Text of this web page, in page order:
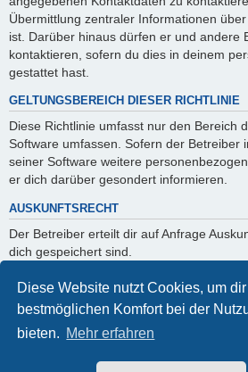
Diese Website nutzt Cookies, um
bestmöglichen Komfort bei der
bieten. Mehr erfahren
Übermittlung zentraler Informationen
ist. Darüber hinaus dürfen er und andere
kontaktieren, sofern du dies in deinem
gestattet hast.
GELTUNGSBEREICH DIESER RICHTLINIE
Diese Richtlinie umfasst nur den Bereich
Software umfassen. Sofern der Betreiber
seiner Software weitere
er dich darüber gesondert informieren.
AUSKUNFTSRECHT
Der Betreiber erteilt dir auf Anfrage
dich gespeichert sind.
Du kannst jederzeit die Löschung bzw.
verlangen. Kontaktiere hierzu bitte den